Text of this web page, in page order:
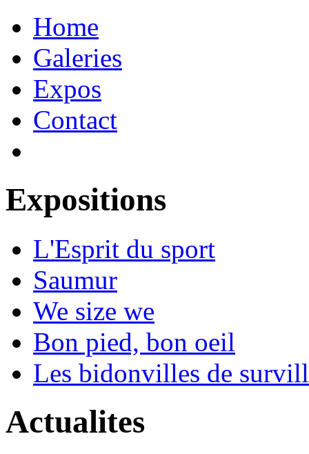
Home
Galeries
Expos
Contact
Expositions
L'Esprit du sport
Saumur
We size we
Bon pied, bon oeil
Les bidonvilles de
Actualites